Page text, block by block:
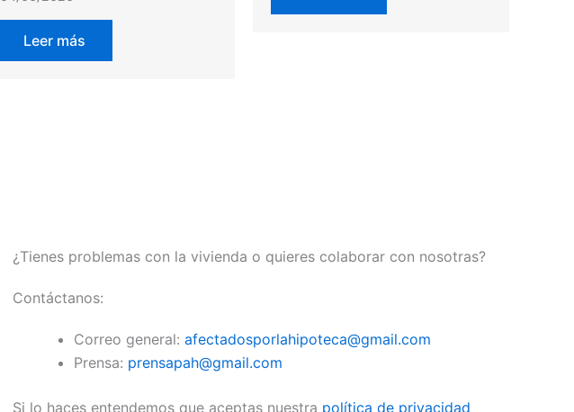
Leer más
¿Tienes problemas con la vivienda o quieres colaborar con nosotras?
Contáctanos:
Correo general: afectadosporlahipoteca@gmail.com
Prensa: prensapah@gmail.com
Si lo haces entendemos que aceptas nuestra política de privacidad